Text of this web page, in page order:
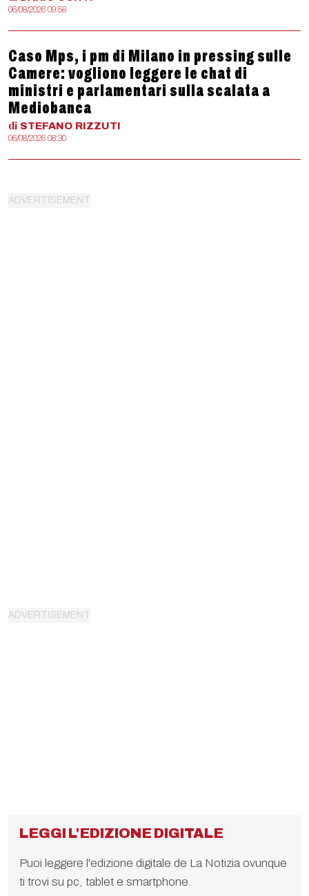
06/08/2026 09:58
Caso Mps, i pm di Milano in pressing sulle
Camere: vogliono leggere le chat di
ministri e parlamentari sulla scalata a
Mediobanca
di STEFANO RIZZUTI
06/08/2026 08:30
LEGGI L'EDIZIONE DIGITALE
Puoi leggere l'edizione digitale de La Notizia ovunque
ti trovi su pc, tablet e smartphone.